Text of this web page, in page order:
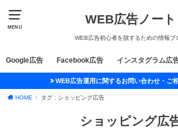
MENU
WEB広告ノート
WEB広告初心者を脱するための情報ブ
Google広告 Facebook広告 インスタグラム広
WEB広告運用に関するお問い合わせ・ご
HOME タグ : ショッピング広告
ショッピング広